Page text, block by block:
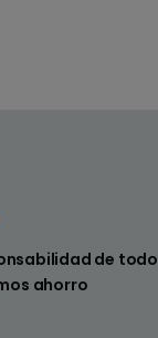
sanitarios
de
ahorro